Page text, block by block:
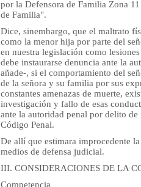
por la Defensora de Familia Zona
de Familia".
Dice, sinembargo, que el maltrato
como la menor hija por parte del
en nuestra legislación como
debe instaurarse denuncia ante la
añade-, si el comportamiento del
de la señora y su familia por sus
constantes amenazas de muerte,
investigación y fallo de esas
ante la autoridad penal por delito
Código Penal.
De allí que estimara improcedente
medios de defensa judicial.
III. CONSIDERACIONES DE LA
Competencia